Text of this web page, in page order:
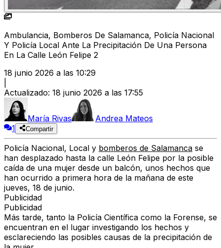
Ambulancia, Bomberos De Salamanca, Policía Nacional
Y Policía Local Ante La Precipitación De Una Persona
En La Calle León Felipe 2
18 junio 2026 a las 10:29
Actualizado: 18 junio 2026 a las 17:55
María Rivas
Andrea Mateos
1
Compartir
Policía Nacional, Local y bomberos de Salamanca se
han desplazado hasta la calle León Felipe por la posible
caída de una mujer desde un balcón, unos hechos que
han ocurrido a primera hora de la mañana de este
jueves, 18 de junio.
Publicidad
Publicidad
Más tarde, tanto la Policía Científica como la Forense, se
encuentran en el lugar investigando los hechos y
esclareciendo las posibles causas de la precipitación de